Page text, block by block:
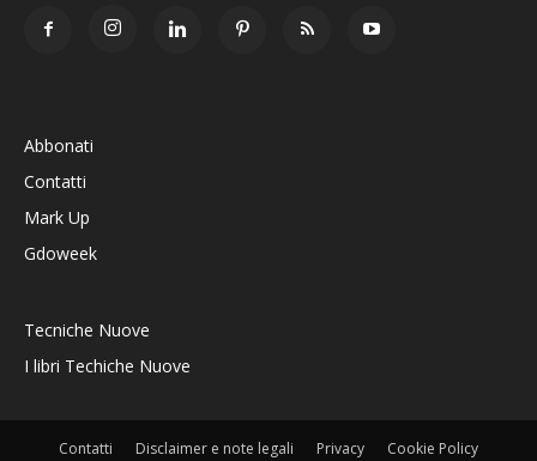
Abbonati
Contatti
Mark Up
Gdoweek
Tecniche Nuove
I libri Techiche Nuove
Contatti Disclaimer e note legali Privacy Cookie Policy